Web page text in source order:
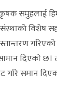
समुहलाई
विशेष
दिएको
गरि समान